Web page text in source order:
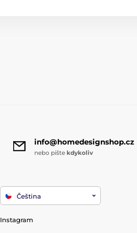
info@homedesignshop.cz
nebo pište kdykoliv
Čeština
Instagram